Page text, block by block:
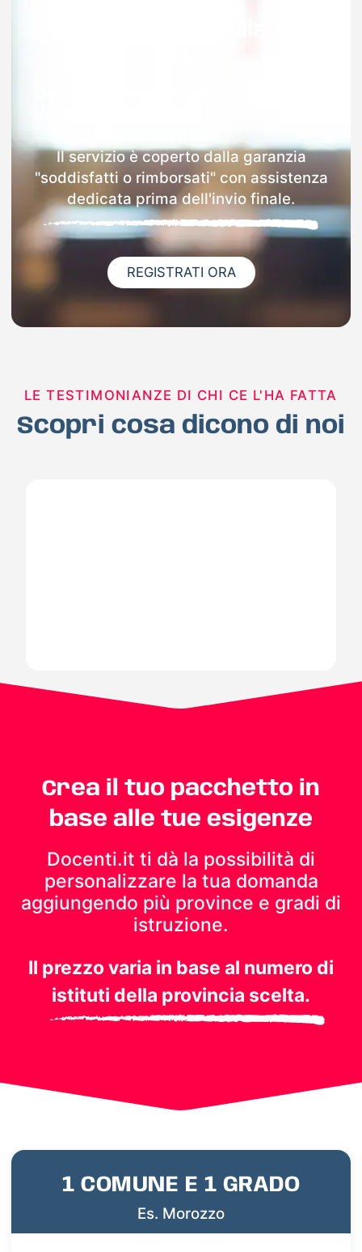
Il servizio è coperto dalla garanzia
"soddisfatti o rimborsati" con assistenza
dedicata prima dell'invio finale.
REGISTRATI ORA
LE TESTIMONIANZE DI CHI CE L'HA FATTA
Scopri cosa dicono di noi
Crea il tuo pacchetto in
base alle tue esigenze
Docenti.it ti dà la possibilità di
personalizzare la tua domanda
aggiungendo più province e gradi di
istruzione.
Il prezzo varia in base al numero di
istituti della provincia scelta.
1 COMUNE E 1 GRADO
Es. Morozzo